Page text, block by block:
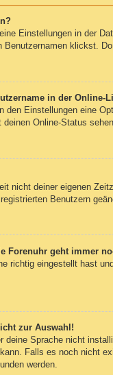
Einstellungen in der
klickst.
in der Online-
den Einstellungen eine
Online-Status
nicht deiner eigenen
Benutzern
Forenuhr geht immer
richtig eingestellt hast
zur Auswahl!
deine Sprache nicht
Falls es noch nicht
werden.